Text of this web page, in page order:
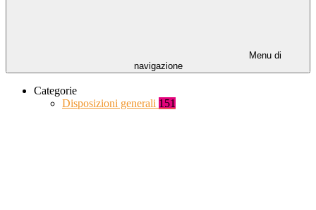
Menu di
navigazione
Categorie
Disposizioni generali 151